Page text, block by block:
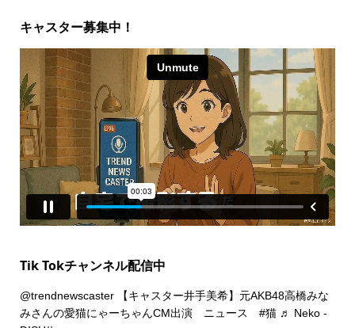
キャスター募集中！
Tik Tokチャンネル配信中
@trendnewscaster【キャスター井手美希】元AKB48高橋みな
みさんの愛猫にゃーちゃんCM出演 ニュース #猫 ♬ Neko -